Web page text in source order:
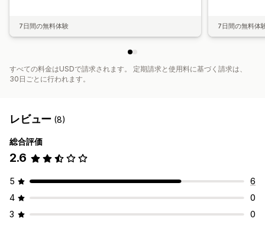
7日間の無料体験 7日間の無料体
すべての料金はUSDで請求されます。 定期請求と使用料に基づく請求は、
30日ごとに行われます。
レビュー (8)
総合評価
2.6
5
6
4
0
3
0